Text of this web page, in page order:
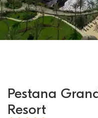
Pestana
Resort